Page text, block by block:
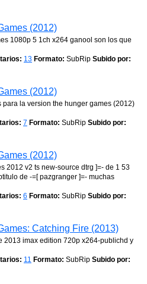
(2012)
1080p 5 1ch x264 ganool son los que
13 Formato: SubRip Subido por:
(2012)
para la version the hunger games (2012)
7 Formato: SubRip Subido por:
(2012)
2012 v2 ts new-source dtrg ]=- de 1 53
de -=[ pazgranger ]=- muchas
6 Formato: SubRip Subido por:
Catching Fire (2013)
2013 imax edition 720p x264-publichd y
11 Formato: SubRip Subido por: